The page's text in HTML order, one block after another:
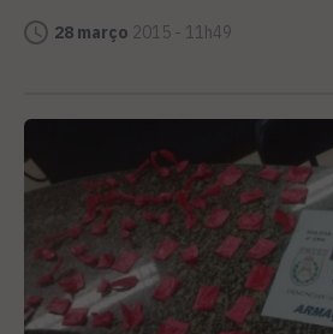
28 março 2015 - 11h49